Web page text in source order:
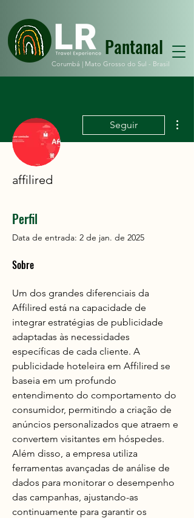
Pantanal
Corumbá | Mato Grosso do Sul - Brasil
Seguir
affilired
Perfil
Data de entrada: 2 de jan. de 2025
Sobre
Um dos grandes diferenciais da
Affilired está na capacidade de
integrar estratégias de publicidade
adaptadas às necessidades
específicas de cada cliente. A
publicidade hoteleira em Affilired se
baseia em um profundo
entendimento do comportamento do
consumidor, permitindo a criação de
anúncios personalizados que atraem e
convertem visitantes em hóspedes.
Além disso, a empresa utiliza
ferramentas avançadas de análise de
dados para monitorar o desempenho
das campanhas, ajustando-as
continuamente para garantir os